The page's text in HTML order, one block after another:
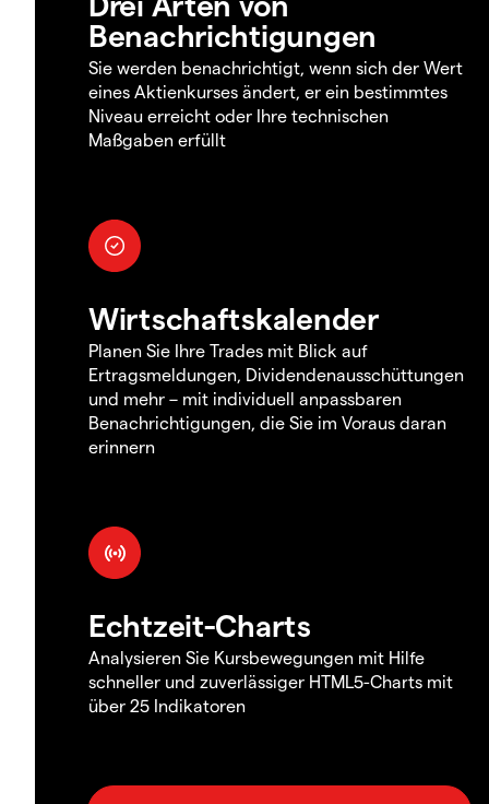
Benachrichtigungen
Sie werden benachrichtigt, wenn sich der Wert
eines Aktienkurses ändert, er ein bestimmtes
Niveau erreicht oder Ihre technischen
Maßgaben erfüllt
Wirtschaftskalender
Planen Sie Ihre Trades mit Blick auf
Ertragsmeldungen, Dividendenausschüttungen
und mehr – mit individuell anpassbaren
Benachrichtigungen, die Sie im Voraus daran
erinnern
Echtzeit-Charts
Analysieren Sie Kursbewegungen mit Hilfe
schneller und zuverlässiger HTML5-Charts mit
über 25 Indikatoren